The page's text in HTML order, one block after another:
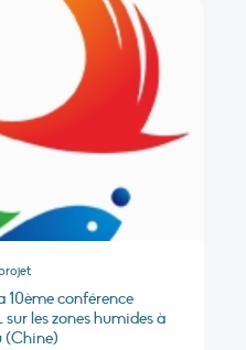
10ème conférence
les zones humides à
(Chine)